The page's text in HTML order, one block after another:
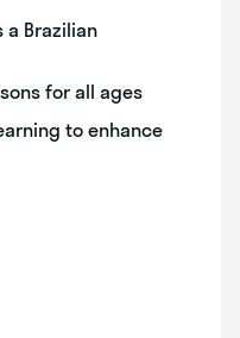
a Brazilian
for all ages
to enhance